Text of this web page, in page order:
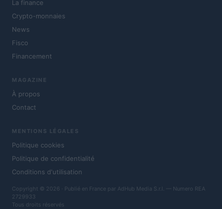
La finance
Crypto-monnaies
News
Fisco
Financement
MAGAZINE
À propos
Contact
MENTIONS LÉGALES
Politique cookies
Politique de confidentialité
Conditions d'utilisation
Copyright © 2026 · Publié en France par AdHub Media S.r.l. — Numero REA
2729933
Tous droits réservés